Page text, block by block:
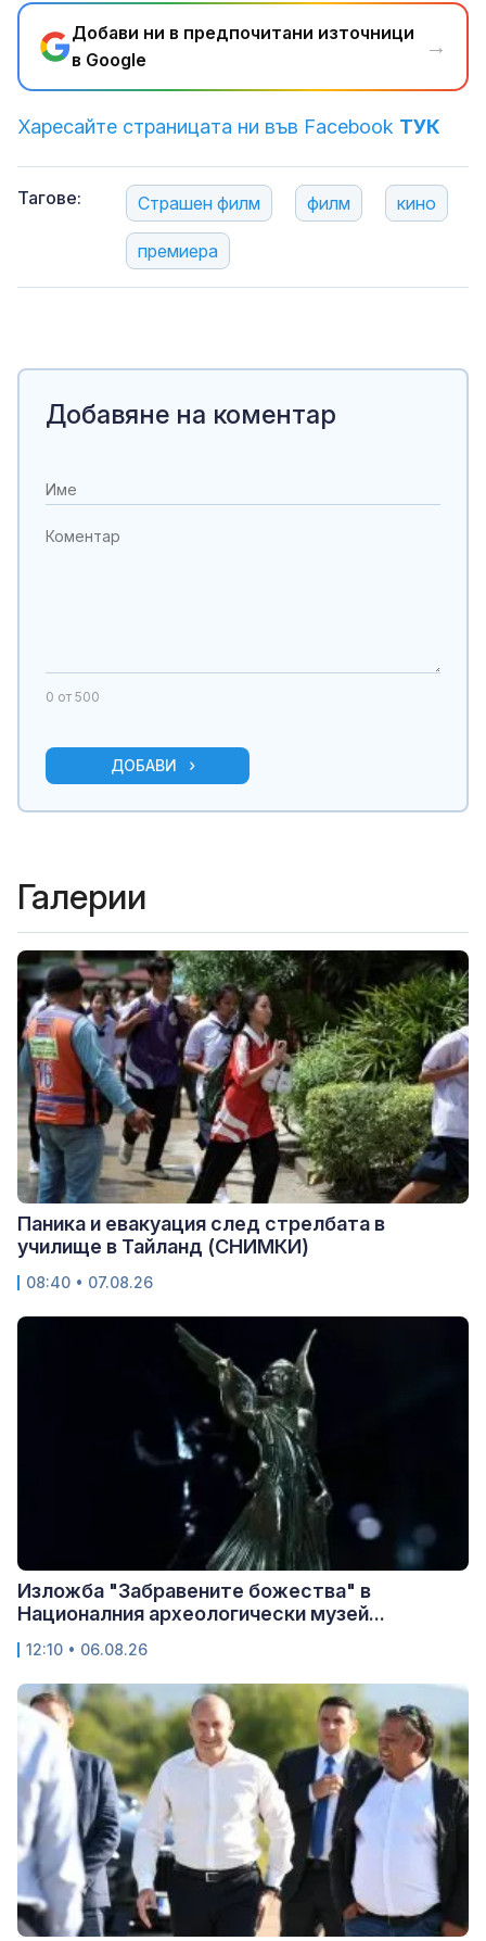
Добави ни в предпочитани източници
в Google
→
Харесайте страницата ни във Facebook ТУК
Тагове: Страшен филм филм кино
премиера
Добавяне на коментар
0 от 500
ДОБАВИ
Галерии
Паника и евакуация след стрелбата в
училище в Тайланд (СНИМКИ)
08:40 • 07.08.26
Изложба "Забравените божества" в
Националния археологически музей...
12:10 • 06.08.26